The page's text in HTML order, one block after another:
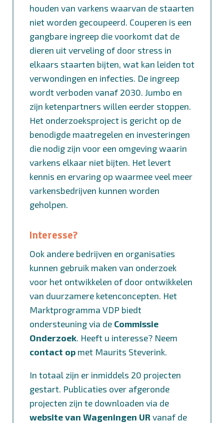
houden van varkens waarvan de staarten
niet worden gecoupeerd. Couperen is een
gangbare ingreep die voorkomt dat de
dieren uit verveling of door stress in
elkaars staarten bijten, wat kan leiden tot
verwondingen en infecties. De ingreep
wordt verboden vanaf 2030. Jumbo en
zijn ketenpartners willen eerder stoppen.
Het onderzoeksproject is gericht op de
benodigde maatregelen en investeringen
die nodig zijn voor een omgeving waarin
varkens elkaar niet bijten. Het levert
kennis en ervaring op waarmee veel meer
varkensbedrijven kunnen worden
geholpen.
Interesse?
Ook andere bedrijven en organisaties
kunnen gebruik maken van onderzoek
voor het ontwikkelen of door ontwikkelen
van duurzamere ketenconcepten. Het
Marktprogramma VDP biedt
ondersteuning via de Commissie
Onderzoek. Heeft u interesse? Neem
contact opmet Maurits Steverink.
In totaal zijn er inmiddels 20 projecten
gestart. Publicaties over afgeronde
projecten zijn te downloaden via de
website van Wageningen UR vanaf de